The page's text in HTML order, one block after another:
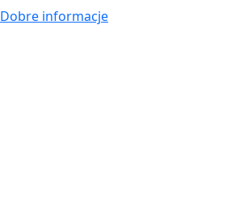
Dobre informacje